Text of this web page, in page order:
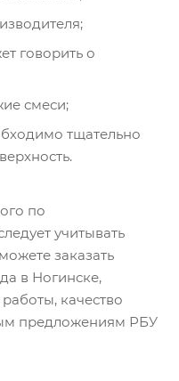
говорить о
смеси;
тщательно
по
учитывать
заказать
в Ногинске,
качество
предложениям РБУ